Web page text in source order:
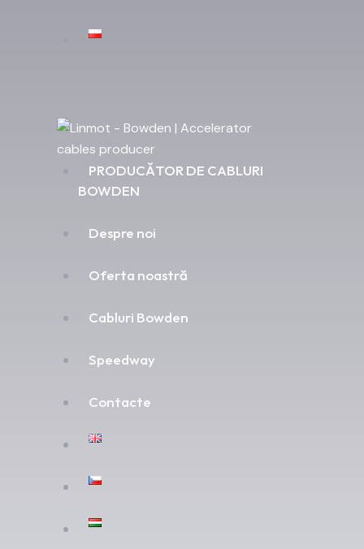
PRODUCĂTOR DE CABLURI
BOWDEN
Despre noi
Oferta noastră
Cabluri Bowden
Speedway
Contacte